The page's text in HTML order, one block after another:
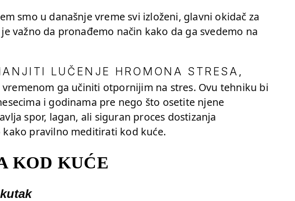
smo u današnje vreme svi izloženi, glavni okidač za
važno da pronađemo način kako da ga svedemo na
LUČENJE HROMONA STRESA ,
ga učiniti otpornijim na stres. Ovu tehniku bi
i godinama pre nego što osetite njene
spor, lagan, ali siguran proces dostizanja
pravilno meditirati kod kuće.
KOD KUĆE